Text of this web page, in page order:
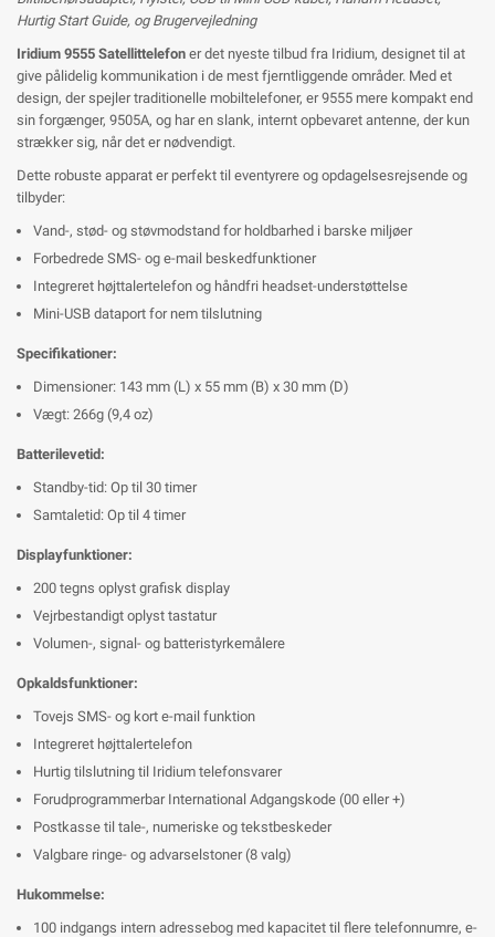
Hurtig Start Guide, og Brugervejledning
Iridium 9555 Satellittelefon er det nyeste tilbud fra Iridium, designet til at
give pålidelig kommunikation i de mest fjerntliggende områder. Med et
design, der spejler traditionelle mobiltelefoner, er 9555 mere kompakt end
sin forgænger, 9505A, og har en slank, internt opbevaret antenne, der kun
strækker sig, når det er nødvendigt.
Dette robuste apparat er perfekt til eventyrere og opdagelsesrejsende og
tilbyder:
Vand-, stød- og støvmodstand for holdbarhed i barske miljøer
Forbedrede SMS- og e-mail beskedfunktioner
Integreret højttalertelefon og håndfri headset-understøttelse
Mini-USB dataport for nem tilslutning
Specifikationer:
Dimensioner: 143 mm (L) x 55 mm (B) x 30 mm (D)
Vægt: 266g (9,4 oz)
Batterilevetid:
Standby-tid: Op til 30 timer
Samtaletid: Op til 4 timer
Displayfunktioner:
200 tegns oplyst grafisk display
Vejrbestandigt oplyst tastatur
Volumen-, signal- og batteristyrkemålere
Opkaldsfunktioner:
Tovejs SMS- og kort e-mail funktion
Integreret højttalertelefon
Hurtig tilslutning til Iridium telefonsvarer
Forudprogrammerbar International Adgangskode (00 eller +)
Postkasse til tale-, numeriske og tekstbeskeder
Valgbare ringe- og advarselstoner (8 valg)
Hukommelse:
100 indgangs intern adressebog med kapacitet til flere telefonnumre, e-